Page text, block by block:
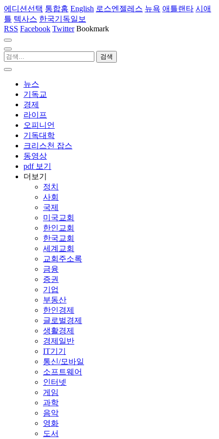
에디션선택 통합홈 English 로스엔젤레스 뉴욕 애틀랜타 시애
틀 텍사스 한국기독일보
RSS Facebook Twitter Bookmark
뉴스
기독교
경제
라이프
오피니언
기독대학
크리스천 잡스
동영상
pdf 보기
더보기
정치
사회
국제
미국교회
한인교회
한국교회
세계교회
교회주소록
금융
증권
기업
부동산
한인경제
글로벌경제
생활경제
경제일반
IT기기
통신/모바일
소프트웨어
인터넷
게임
과학
음악
영화
도서